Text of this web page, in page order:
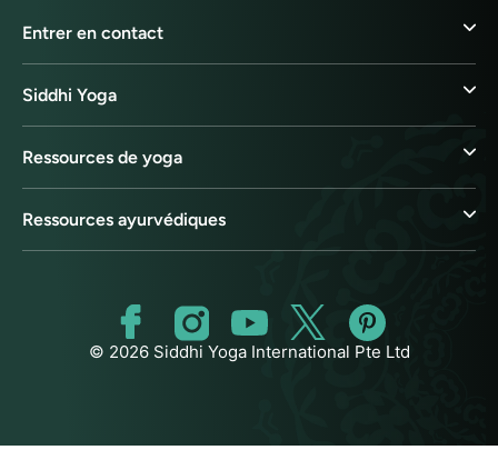
Entrer en contact
Siddhi Yoga
Ressources de yoga
Ressources ayurvédiques
© 2026 Siddhi Yoga International Pte Ltd